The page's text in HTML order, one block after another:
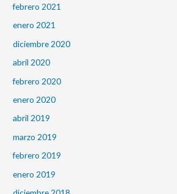
febrero 2021
enero 2021
diciembre 2020
abril 2020
febrero 2020
enero 2020
abril 2019
marzo 2019
febrero 2019
enero 2019